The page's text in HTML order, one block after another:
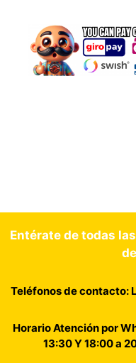
Entérate de todas
Teléfonos de contacto:
Horario Atención por
13:30 Y 18:00 a